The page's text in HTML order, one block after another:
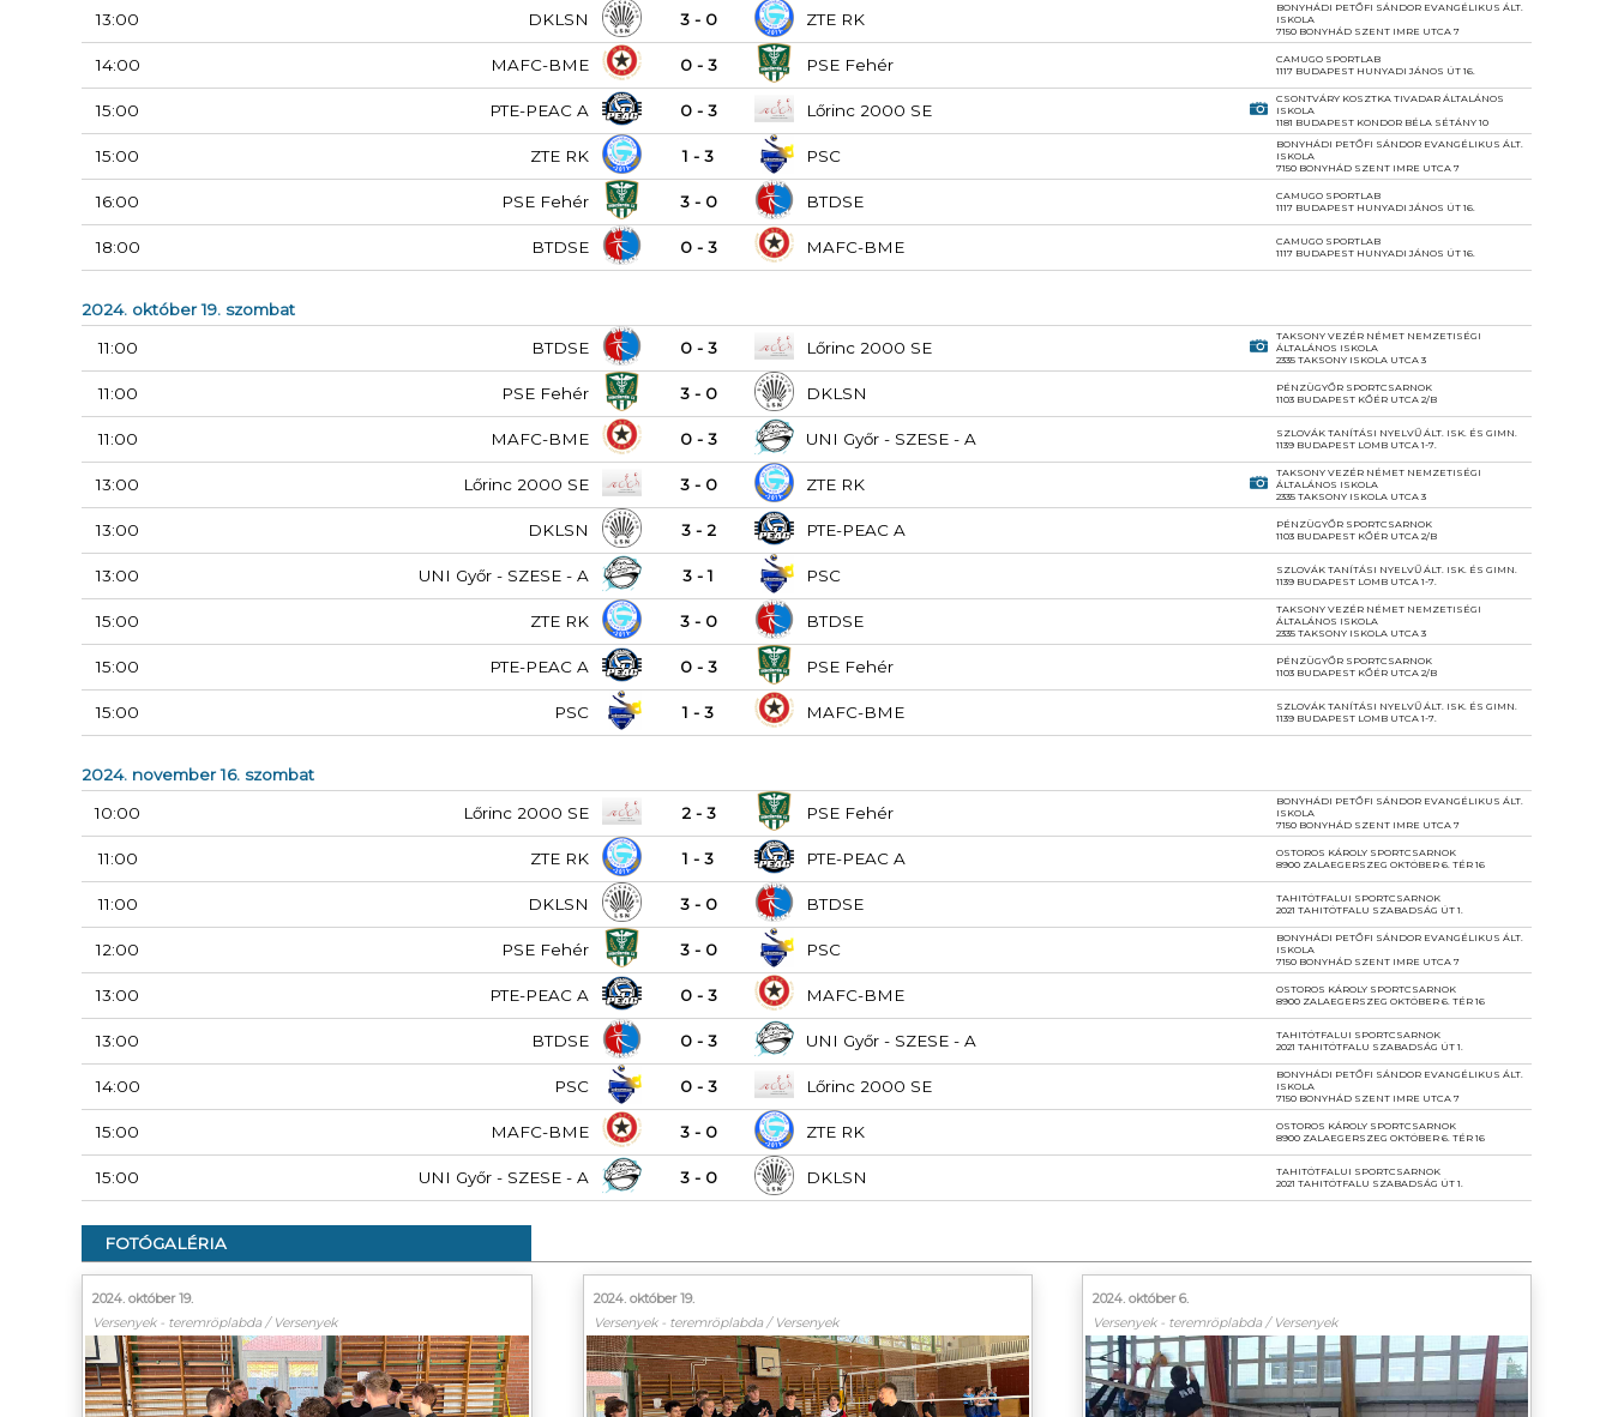
13:00 DKLSN 3 - 0 ZTE RK
BONYHÁDI PETŐFI SÁNDOR EVANGÉLIKUS ÁLT.
ISKOLA
7150 BONYHÁD SZENT IMRE UTCA 7
14:00 MAFC-BME 0 - 3 PSE Fehér
CAMUGO SPORTLAB
1117 BUDAPEST HUNYADI JÁNOS ÚT 16.
15:00 PTE-PEAC A 0 - 3 Lőrinc 2000 SE
CSONTVÁRY KOSZTKA TIVADAR ÁLTALÁNOS
ISKOLA
1181 BUDAPEST KONDOR BÉLA SÉTÁNY 10
15:00 ZTE RK 1 - 3 PSC
BONYHÁDI PETŐFI SÁNDOR EVANGÉLIKUS ÁLT.
ISKOLA
7150 BONYHÁD SZENT IMRE UTCA 7
16:00 PSE Fehér 3 - 0 BTDSE
CAMUGO SPORTLAB
1117 BUDAPEST HUNYADI JÁNOS ÚT 16.
18:00 BTDSE 0 - 3 MAFC-BME
CAMUGO SPORTLAB
1117 BUDAPEST HUNYADI JÁNOS ÚT 16.
2024. október 19. szombat
11:00
BTDSE 0 - 3 Lőrinc 2000 SE
TAKSONY VEZÉR NÉMET NEMZETISÉGI
ÁLTALÁNOS ISKOLA
2335 TAKSONY ISKOLA UTCA 3
11:00 PSE Fehér 3 - 0 DKLSN
PÉNZÜGYŐR SPORTCSARNOK
1103 BUDAPEST KŐÉR UTCA 2/B
11:00 MAFC-BME 0 - 3 UNI Győr - SZESE - A
SZLOVÁK TANÍTÁSI NYELVŰ ÁLT. ISK. ÉS GIMN.
1139 BUDAPEST LOMB UTCA 1-7.
13:00 Lőrinc 2000 SE 3 - 0 ZTE RK
TAKSONY VEZÉR NÉMET NEMZETISÉGI
ÁLTALÁNOS ISKOLA
2335 TAKSONY ISKOLA UTCA 3
13:00 DKLSN 3 - 2 PTE-PEAC A
PÉNZÜGYŐR SPORTCSARNOK
1103 BUDAPEST KŐÉR UTCA 2/B
13:00 UNI Győr - SZESE - A 3 - 1 PSC
SZLOVÁK TANÍTÁSI NYELVŰ ÁLT. ISK. ÉS GIMN.
1139 BUDAPEST LOMB UTCA 1-7.
15:00 ZTE RK 3 - 0 BTDSE
TAKSONY VEZÉR NÉMET NEMZETISÉGI
ÁLTALÁNOS ISKOLA
2335 TAKSONY ISKOLA UTCA 3
15:00 PTE-PEAC A 0 - 3 PSE Fehér
PÉNZÜGYŐR SPORTCSARNOK
1103 BUDAPEST KŐÉR UTCA 2/B
15:00 PSC 1 - 3 MAFC-BME
SZLOVÁK TANÍTÁSI NYELVŰ ÁLT. ISK. ÉS GIMN.
1139 BUDAPEST LOMB UTCA 1-7.
2024. november 16. szombat
10:00
Lőrinc 2000 SE 2 - 3 PSE Fehér
BONYHÁDI PETŐFI SÁNDOR EVANGÉLIKUS ÁLT.
ISKOLA
7150 BONYHÁD SZENT IMRE UTCA 7
11:00 ZTE RK 1 - 3 PTE-PEAC A
OSTOROS KÁROLY SPORTCSARNOK
8900 ZALAEGERSZEG OKTÓBER 6. TÉR 16
11:00 DKLSN 3 - 0 BTDSE
TAHITÓTFALUI SPORTCSARNOK
2021 TAHITÓTFALU SZABADSÁG ÚT 1.
12:00 PSE Fehér 3 - 0 PSC
BONYHÁDI PETŐFI SÁNDOR EVANGÉLIKUS ÁLT.
ISKOLA
7150 BONYHÁD SZENT IMRE UTCA 7
13:00 PTE-PEAC A 0 - 3 MAFC-BME
OSTOROS KÁROLY SPORTCSARNOK
8900 ZALAEGERSZEG OKTÓBER 6. TÉR 16
13:00 BTDSE 0 - 3 UNI Győr - SZESE - A
TAHITÓTFALUI SPORTCSARNOK
2021 TAHITÓTFALU SZABADSÁG ÚT 1.
14:00 PSC 0 - 3 Lőrinc 2000 SE
BONYHÁDI PETŐFI SÁNDOR EVANGÉLIKUS ÁLT.
ISKOLA
7150 BONYHÁD SZENT IMRE UTCA 7
15:00 MAFC-BME 3 - 0 ZTE RK
OSTOROS KÁROLY SPORTCSARNOK
8900 ZALAEGERSZEG OKTÓBER 6. TÉR 16
15:00 UNI Győr - SZESE - A 3 - 0 DKLSN
TAHITÓTFALUI SPORTCSARNOK
2021 TAHITÓTFALU SZABADSÁG ÚT 1.
FOTÓGALÉRIA
2024. október 19.
Versenyek - teremröplabda / Versenyek
2024. október 19.
Versenyek - teremröplabda / Versenyek
2024. október 6.
Versenyek - teremröplabda / Versenyek